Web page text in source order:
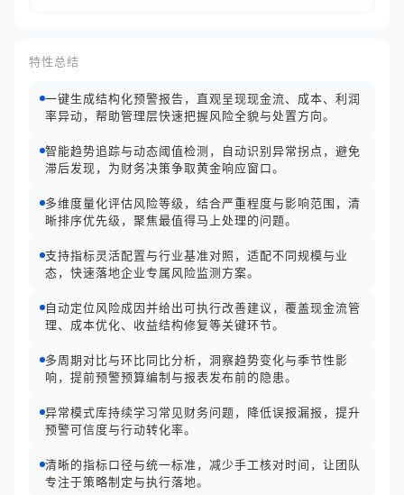
特性总结
一键生成结构化预警报告，直观呈现现金流、成本、利润
率异动，帮助管理层快速把握风险全貌与处置方向。
智能趋势追踪与动态阈值检测，自动识别异常拐点，避免
滞后发现，为财务决策争取黄金响应窗口。
多维度量化评估风险等级，结合严重程度与影响范围，清
晰排序优先级，聚焦最值得马上处理的问题。
支持指标灵活配置与行业基准对照，适配不同规模与业
态，快速落地企业专属风险监测方案。
自动定位风险成因并给出可执行改善建议，覆盖现金流管
理、成本优化、收益结构修复等关键环节。
多周期对比与环比同比分析，洞察趋势变化与季节性影
响，提前预警预算编制与报表发布前的隐患。
异常模式库持续学习常见财务问题，降低误报漏报，提升
预警可信度与行动转化率。
清晰的指标口径与统一标准，减少手工核对时间，让团队
专注于策略制定与执行落地。